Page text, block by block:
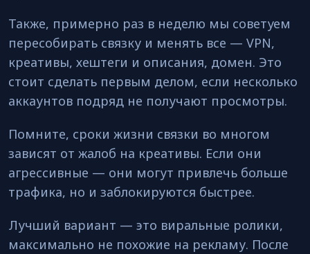
Также, примерно раз в неделю мы советуем
пересобирать связку и менять все — VPN,
креативы, хештеги и описания, домен. Это
стоит сделать первым делом, если несколько
аккаунтов подряд не получают просмотры.
Помните, сроки жизни связки во многом
зависят от жалоб на креативы. Если они
агрессивные — они могут привлечь больше
трафика, но и заблокируются быстрее.
Лучший вариант — это виральные ролики,
максимально не похожие на рекламу. После